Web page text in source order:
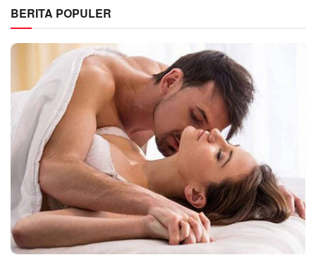
BERITA POPULER